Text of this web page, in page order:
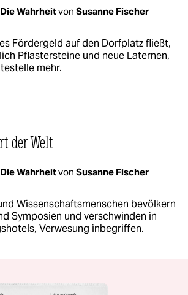
Die Wahrheitvon Susanne Fischer
Fördergeld auf den Dorfplatz fließt,
Pflastersteine und neue Laternen,
mehr.
der Welt
Die Wahrheitvon Susanne Fischer
Wissenschaftsmenschen bevölkern
Symposien und verschwinden in
Verwesung inbegriffen.